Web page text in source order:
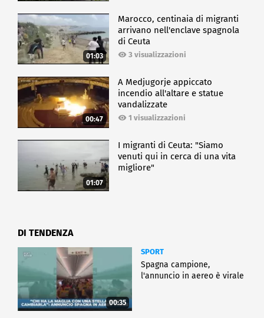
01:03
Marocco, centinaia di migranti
arrivano nell'enclave spagnola
di Ceuta
3 visualizzazioni
00:47
A Medjugorje appiccato
incendio all'altare e statue
vandalizzate
1 visualizzazioni
01:07
I migranti di Ceuta: "Siamo
venuti qui in cerca di una vita
migliore"
DI TENDENZA
00:35
SPORT
Spagna campione,
l'annuncio in aereo è virale